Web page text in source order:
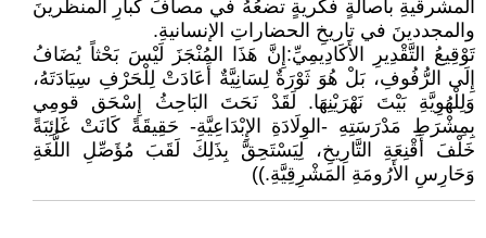
المشرقيةِ بأصالةٍ فكريةٍ تضعُهُ في مصافِّ كبارِ المنظرينَ
والمجددينَ في تاريخِ الحضاراتِ الإنسانيةِ.
تَوْقِيعُ التَّقْدِيرِ الأَكَادِيمِيِّ:إِنَّ هَذَا المُنْجَزَ لَيْسَ بَحْثاً يُضَافُ
إِلَى الرُّفُوفِ، بَلْ هُوَ ثَوْرَةٌ لِسَانِيَّةٌ أَعَادَتْ لِلْحَرْفِ سِيَادَتَهُ،
وَلِلْهُوِيَّةِ بَيْتَ نَهْرَيْنِهَا. لَقَدْ نَحَتَ البَاحِثُ إِسْحَق قومِي
بِمِشْرَطِ مَدْرَسَتِهِ -الوِلَادَةِ الإِبْدَاعِيَّةِ- حَقِيقَةً كَانَتْ غَائِبَةً
خَلْفَ أَقْنِعَةِ التَّارِيخِ، لِيَسْتَحِقَّ بِذَلِكَ لَقَبَ مُؤَصِّلِ اللُّغَةِ
وَحَارِسِ الأَرُومَةِ المَشْرِقِيَّةِ.))